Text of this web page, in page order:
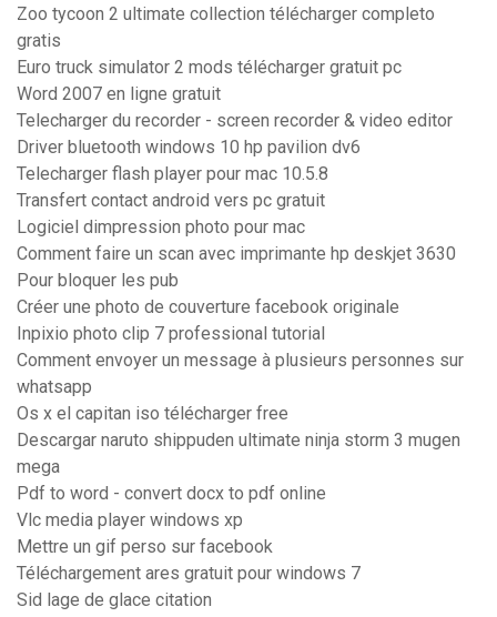
Zoo tycoon 2 ultimate collection télécharger completo
gratis
Euro truck simulator 2 mods télécharger gratuit pc
Word 2007 en ligne gratuit
Telecharger du recorder - screen recorder & video editor
Driver bluetooth windows 10 hp pavilion dv6
Telecharger flash player pour mac 10.5.8
Transfert contact android vers pc gratuit
Logiciel dimpression photo pour mac
Comment faire un scan avec imprimante hp deskjet 3630
Pour bloquer les pub
Créer une photo de couverture facebook originale
Inpixio photo clip 7 professional tutorial
Comment envoyer un message à plusieurs personnes sur
whatsapp
Os x el capitan iso télécharger free
Descargar naruto shippuden ultimate ninja storm 3 mugen
mega
Pdf to word - convert docx to pdf online
Vlc media player windows xp
Mettre un gif perso sur facebook
Téléchargement ares gratuit pour windows 7
Sid lage de glace citation